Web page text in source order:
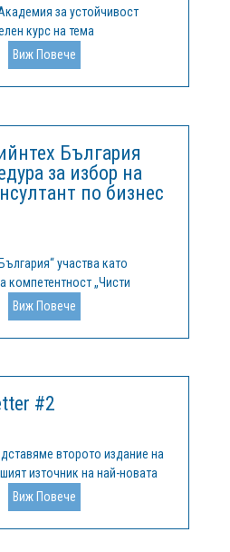
за устойчивост
курс на тема
на водните ресурси в
теми, които са включени в
пред
Виж Повече
България
за избор на
по бизнес
участва като
компетентност „Чисти
околна среда – води,
икономика“,
„Научни изследвания,
Виж Повече
#2
второто издание на
източник на най-новата
се справяме с различията в
и иновациите в
откриете:🔬 Разлика в
Виж Повече